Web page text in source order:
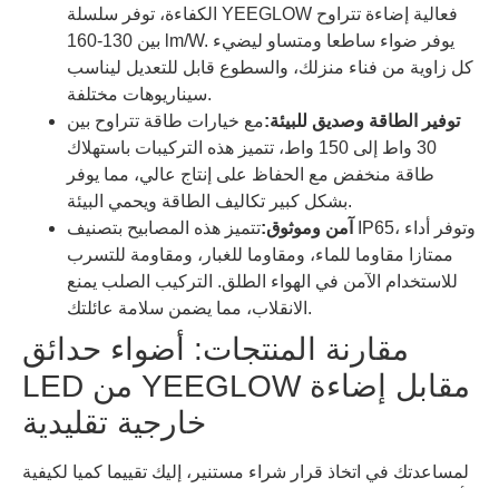
الكفاءة، توفر سلسلة YEEGLOW فعالية إضاءة تتراوح
بين 130-160 lm/W. يوفر ضواء ساطعا ومتساو ليضيء
كل زاوية من فناء منزلك، والسطوع قابل للتعديل ليناسب
سيناريوهات مختلفة.
توفير الطاقة وصديق للبيئة:مع خيارات طاقة تتراوح بين
30 واط إلى 150 واط، تتميز هذه التركيبات باستهلاك
طاقة منخفض مع الحفاظ على إنتاج عالي، مما يوفر
بشكل كبير تكاليف الطاقة ويحمي البيئة.
آمن وموثوق:تتميز هذه المصابيح بتصنيف IP65، وتوفر أداء
ممتازا مقاوما للماء، ومقاوما للغبار، ومقاومة للتسرب
للاستخدام الآمن في الهواء الطلق. التركيب الصلب يمنع
الانقلاب، مما يضمن سلامة عائلتك.
مقارنة المنتجات: أضواء حدائق
LED من YEEGLOW مقابل إضاءة
خارجية تقليدية
لمساعدتك في اتخاذ قرار شراء مستنير، إليك تقييما كميا لكيفية